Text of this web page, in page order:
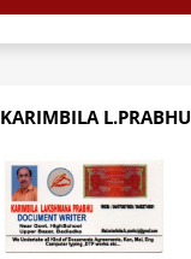
KARIMBILA L.PRABHU